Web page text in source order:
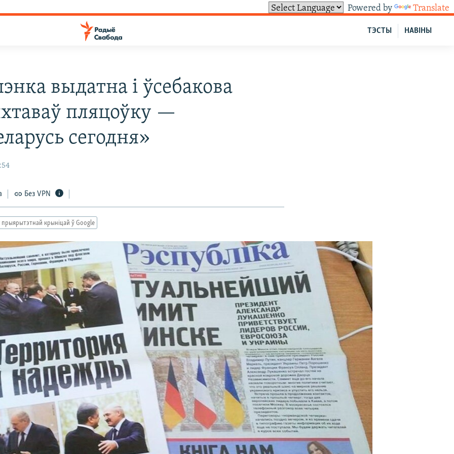
Powered by Translate
НАВІНЫ
ТЭСТЫ
выдатна і ўсебакова
пляцоўку —
сегодня»
Без VPN
прыярытэтнай крыніцай ў Google